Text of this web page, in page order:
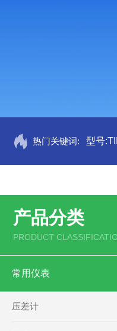
热门关键词: 型号
产品分类
PRODUCT
常用仪表
压差计